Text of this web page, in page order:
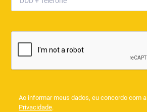
Ao informar meus dados, eu concordo com a
Privacidade.